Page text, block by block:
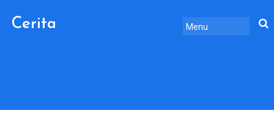
Cerita